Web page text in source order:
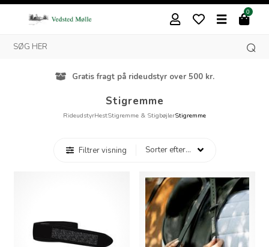
0
Gratis fragt på rideudstyr over 500 kr.
Stigremme
RideudstyrHestStigremme & StigbøjlerStigremme
Filtrer visning